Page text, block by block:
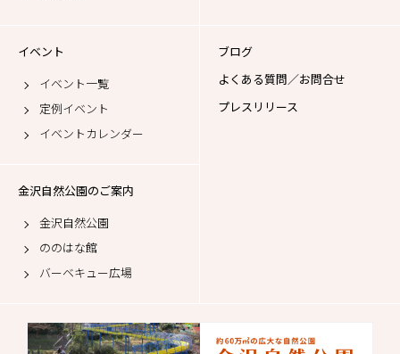
イベント
イベント一覧
定例イベント
イベントカレンダー
ブログ
よくある質問／お問合せ
プレスリリース
金沢自然公園のご案内
金沢自然公園
ののはな館
バーベキュー広場